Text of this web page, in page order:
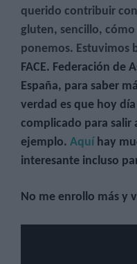
querido contribuir
gluten, sencillo,
ponemos. Estuvimos
FACE. Federación de
España, para saber
verdad es que hoy
complicado para salir
ejemplo. Aquí hay
interesante incluso
No me enrollo más y